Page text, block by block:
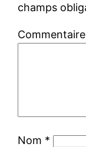
champs
Commentaire
Nom *